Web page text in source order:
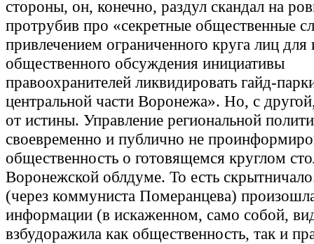
стороны, он, конечно, раздул скандал на
протрубив про «секретные общественные
привлечением ограниченного круга лиц
общественного обсуждения инициативы
правоохранителей ликвидировать гайд-
центральной части Воронежа». Но, с
от истины. Управление региональной
своевременно и публично не
общественность о готовящемся круглом
Воронежской облдуме. То есть
(через коммуниста Померанцева)
информации (в искаженном, само собой,
взбудоражила как общественность, так и